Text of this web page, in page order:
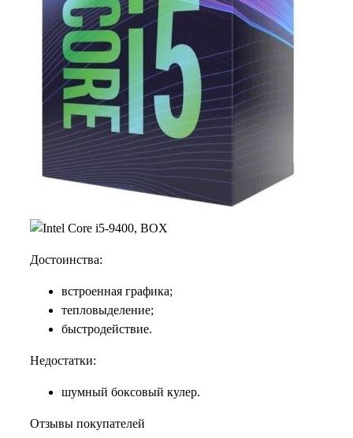
Достоинства:
встроенная графика;
тепловыделение;
быстродействие.
Недостатки:
шумный боксовый кулер.
Отзывы покупателей